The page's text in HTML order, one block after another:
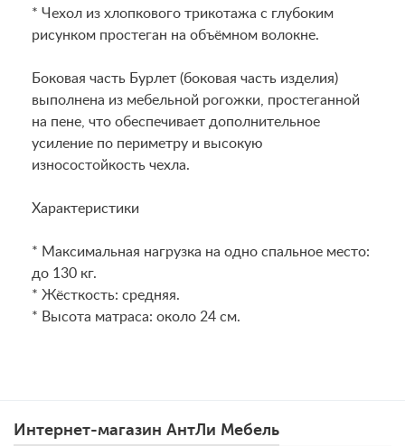
* Чехол из хлопкового трикотажа с глубоким
рисунком простеган на объёмном волокне.
Боковая часть Бурлет (боковая часть изделия)
выполнена из мебельной рогожки, простеганной
на пене, что обеспечивает дополнительное
усиление по периметру и высокую
износостойкость чехла.
Характеристики
* Максимальная нагрузка на одно спальное место:
до 130 кг.
* Жёсткость: средняя.
* Высота матраса: около 24 см.
Интернет-магазин АнтЛи Мебель